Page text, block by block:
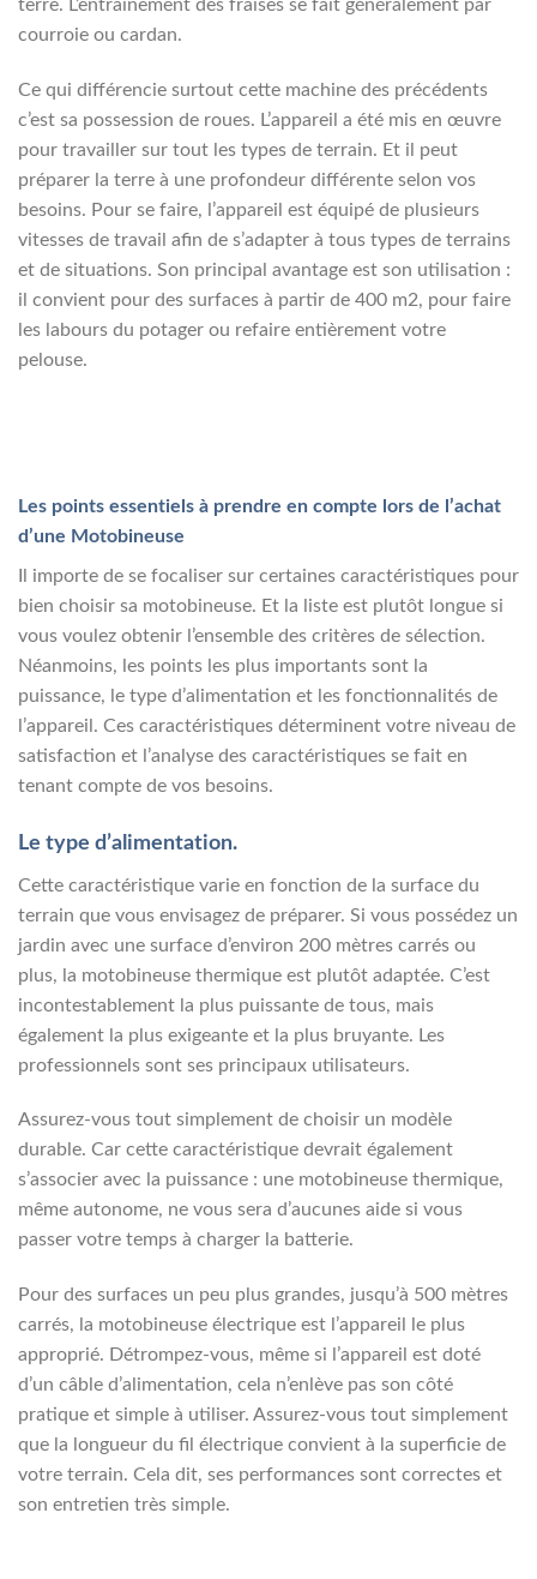
terre. L’entraînement des fraises se fait généralement par
courroie ou cardan.
Ce qui différencie surtout cette machine des précédents
c’est sa possession de roues. L’appareil a été mis en œuvre
pour travailler sur tout les types de terrain. Et il peut
préparer la terre à une profondeur différente selon vos
besoins. Pour se faire, l’appareil est équipé de plusieurs
vitesses de travail afin de s’adapter à tous types de terrains
et de situations. Son principal avantage est son utilisation :
il convient pour des surfaces à partir de 400 m2, pour faire
les labours du potager ou refaire entièrement votre
pelouse.
Les points essentiels à prendre en compte lors de l’achat
d’une Motobineuse
Il importe de se focaliser sur certaines caractéristiques pour
bien choisir sa motobineuse. Et la liste est plutôt longue si
vous voulez obtenir l’ensemble des critères de sélection.
Néanmoins, les points les plus importants sont la
puissance, le type d’alimentation et les fonctionnalités de
l’appareil. Ces caractéristiques déterminent votre niveau de
satisfaction et l’analyse des caractéristiques se fait en
tenant compte de vos besoins.
Le type d’alimentation.
Cette caractéristique varie en fonction de la surface du
terrain que vous envisagez de préparer. Si vous possédez un
jardin avec une surface d’environ 200 mètres carrés ou
plus, la motobineuse thermique est plutôt adaptée. C’est
incontestablement la plus puissante de tous, mais
également la plus exigeante et la plus bruyante. Les
professionnels sont ses principaux utilisateurs.
Assurez-vous tout simplement de choisir un modèle
durable. Car cette caractéristique devrait également
s’associer avec la puissance : une motobineuse thermique,
même autonome, ne vous sera d’aucunes aide si vous
passer votre temps à charger la batterie.
Pour des surfaces un peu plus grandes, jusqu’à 500 mètres
carrés, la motobineuse électrique est l’appareil le plus
approprié. Détrompez-vous, même si l’appareil est doté
d’un câble d’alimentation, cela n’enlève pas son côté
pratique et simple à utiliser. Assurez-vous tout simplement
que la longueur du fil électrique convient à la superficie de
votre terrain. Cela dit, ses performances sont correctes et
son entretien très simple.